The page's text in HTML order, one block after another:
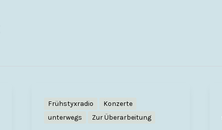
Frühstyxradio
Konzerte
unterwegs
Zur Überarbeitung